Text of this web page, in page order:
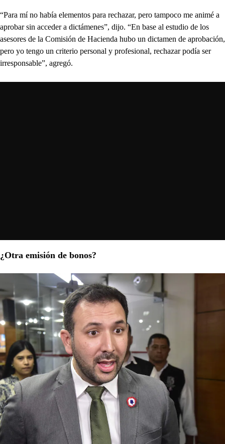
“Para mí no había elementos para rechazar, pero tampoco me animé a
aprobar sin acceder a dictámenes”, dijo. “En base al estudio de los
asesores de la Comisión de Hacienda hubo un dictamen de aprobación,
pero yo tengo un criterio personal y profesional, rechazar podía ser
irresponsable”, agregó.
¿Otra emisión de bonos?